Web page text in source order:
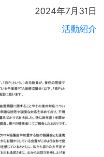
2024年7月31日
活動紹介